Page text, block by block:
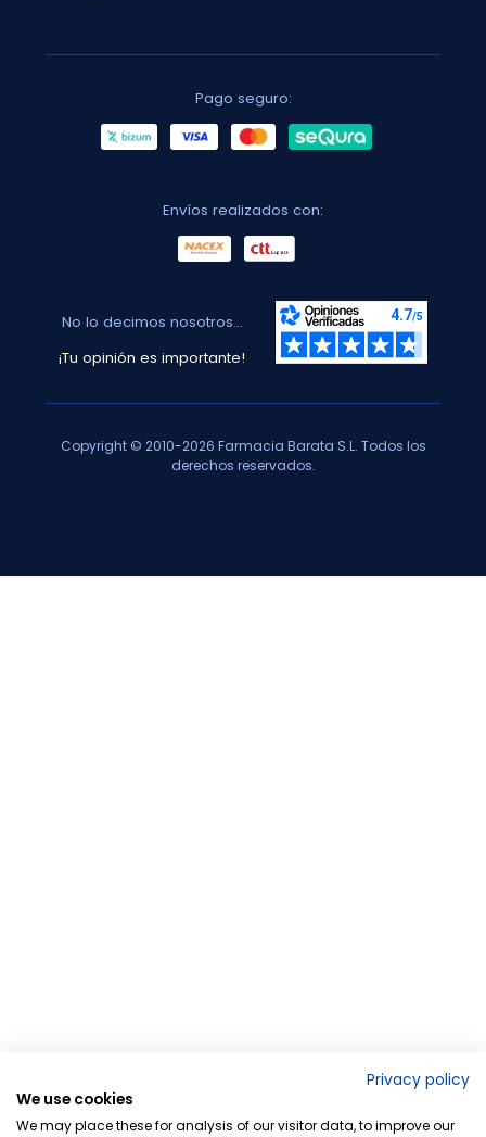
Pago seguro:
Envíos realizados con:
No lo decimos nosotros...
¡Tu opinión es importante!
Copyright © 2010-2026 Farmacia Barata S.L. Todos los
derechos reservados.
Privacy policy
We use cookies
We may place these for analysis of our visitor data, to improve our